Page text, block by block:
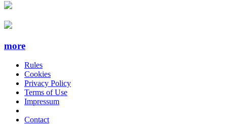
more
Rules
Cookies
Privacy Policy
Terms of Use
Impressum
Contact